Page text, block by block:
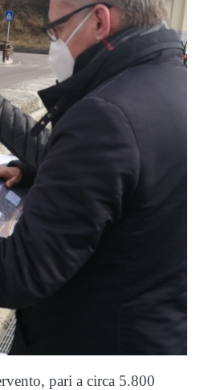
pari a circa 5.800